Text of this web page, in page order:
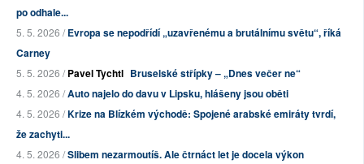
po odhale...
5. 5. 2026 /Evropa se nepodřídí „uzavřenému a brutálnímu světu“, říká
Carney
5. 5. 2026 /Pavel Tychtl Bruselské střípky – „Dnes večer ne“
4. 5. 2026 /Auto najelo do davu v Lipsku, hlášeny jsou oběti
4. 5. 2026 /Krize na Blízkém východě: Spojené arabské emiráty tvrdí,
že zachyti...
4. 5. 2026 /Slibem nezarmoutíš. Ale čtrnáct let je docela výkon